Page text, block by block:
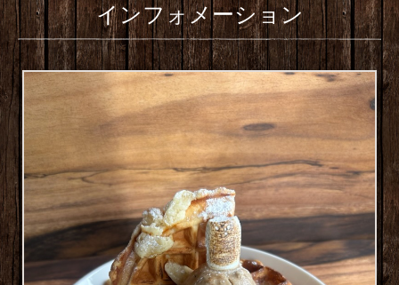
インフォメーション